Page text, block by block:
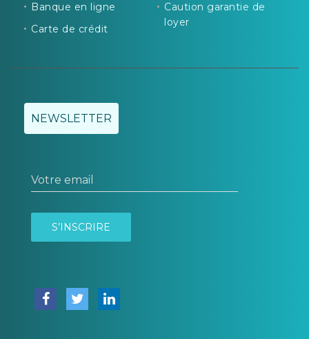
Banque en ligne
Carte de crédit
Caution garantie de
loyer
NEWSLETTER
Votre email
S’INSCRIRE